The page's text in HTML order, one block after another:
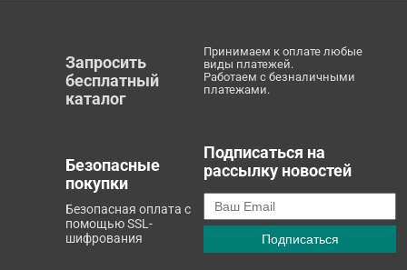
Запросить
бесплатный
каталог
Принимаем к оплате любые
виды платежей.
Работаем с безналичными
платежами.
Безопасные
покупки
Безопасная оплата с
помощью SSL-
шифрования
Подписаться на
рассылку новостей